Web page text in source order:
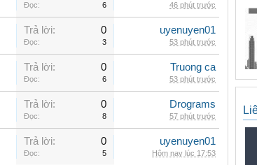
Đọc: 6 46 phút trước
Trả lời: 0
Đọc: 3
uyenuyen01
53 phút trước
Trả lời: 0
Đọc: 6
Truong ca
53 phút trước
Trả lời: 0
Đọc: 8
Drograms
57 phút trước
Trả lời: 0
Đọc: 5
uyenuyen01
Hôm nay lúc 17:53